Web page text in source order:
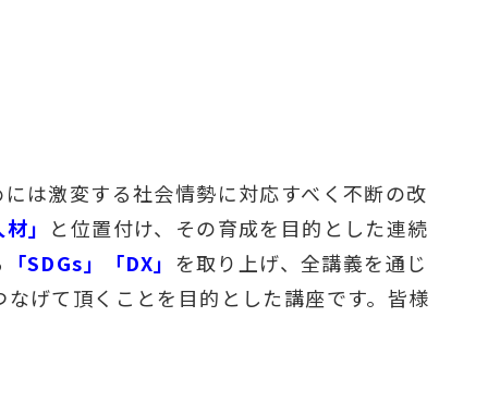
は激変する社会情勢に対応すべく不断の改
」 と位置付け、その育成を目的とした連続
「SDGs」「DX」 を取り上げ、全講義を通じ
げて頂くことを目的とした講座です。皆様